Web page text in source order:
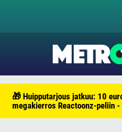
🎁 Huipputarjous jatkuu: 10
megakierros Reactoonz-peliin